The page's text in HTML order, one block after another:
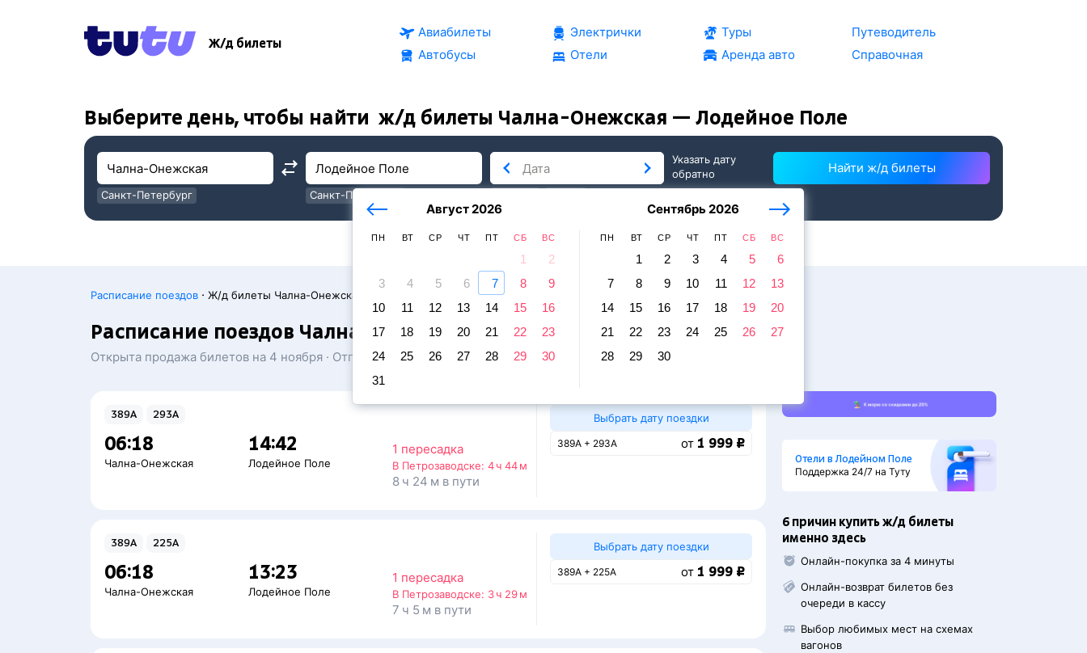
Ж/д билеты
Авиабилеты
Автобусы
Электрички
Отели
Туры
Аренда авто
Путеводитель
Справочная
Выберите день, чтобы найти ж/д билеты Чална-Онежская — Лодейное Поле
Санкт-Петербург
Санкт-Петербург
Август 2026
ПН ВТ СР ЧТ ПТ СБ ВС
1
2
3
4 5 6 7 8
9
10
11 12 13 14 15
16
17
18 19 20 21 22
23
24
25 26 27 28 29
30
31
Сентябрь 2026
ПН ВТ СР ЧТ ПТ СБ ВС
1 2 3 4 5
6
7
8 9 10 11 12
13
14
15 16 17 18 19
20
21
22 23 24 25 26
27
28
29 30
послезавтра
Указать дату
обратно
Найти ж/д билеты
Расписание поездов · Ж/д билеты Чална-Онежская → Лодейное Поле
Расписание поездов Чална-Онежская — Лодейное Поле
Открыта продажа билетов на 4 ноября · Отправление и прибытие по местному времени. Цены за 1 пассажира
389А 293А
06:18
Чална-Онежская
14:42
Лодейное Поле
1 пересадка
В Петрозаводске: 4 ч 44 м
8 ч 24 м в пути
Выбрать дату поездки
389А + 293А от 1 999 ₽
389А 225А
06:18
Чална-Онежская
13:23
Лодейное Поле
1 пересадка
В Петрозаводске: 3 ч 29 м
7 ч 5 м в пути
Выбрать дату поездки
389А + 225А от 1 999 ₽
Отели в Лодейном Поле
Поддержка 24/7 на Туту
6 причин купить ж/д билеты
именно здесь
Онлайн-покупка за 4 минуты
Онлайн-возврат билетов без
очереди в кассу
Выбор любимых мест на схемах
вагонов